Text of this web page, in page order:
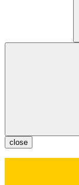
close